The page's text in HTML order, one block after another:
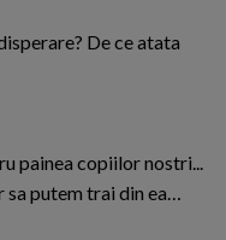
De ce atata
painea copiilor nostri...
sa putem trai din ea…